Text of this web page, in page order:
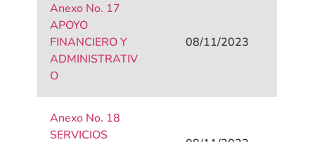
Anexo No. 17
APOYO
FINANCIERO Y
ADMINISTRATIV
O
08/11/2023
Anexo No. 18
SERVICIOS